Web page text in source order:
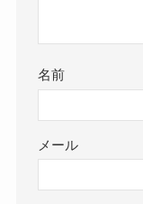
名前
メール